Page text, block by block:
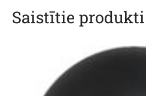
Saistītie produkti